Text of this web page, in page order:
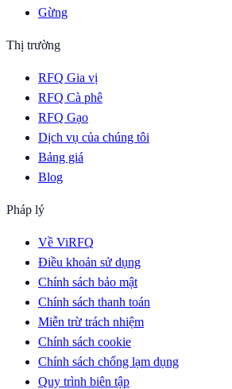
Gừng
Thị trường
RFQ Gia vị
RFQ Cà phê
RFQ Gạo
Dịch vụ của chúng tôi
Bảng giá
Blog
Pháp lý
Về ViRFQ
Điều khoản sử dụng
Chính sách bảo mật
Chính sách thanh toán
Miễn trừ trách nhiệm
Chính sách cookie
Chính sách chống lạm dụng
Quy trình biên tập